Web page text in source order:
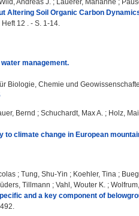
Andreas J. ; Lauerer, Marianne ;
Altering Soil Organic Carbon
12 . - S. 1-14.
management.
Biologie, Chemie und
Bernd ; Schuchardt, Max A. ; Holz,
to climate change in European
; Tung, Shu‐Yin ; Koehler, Tina ;
Tillmann ; Vahl, Wouter K. ;
and a key component of